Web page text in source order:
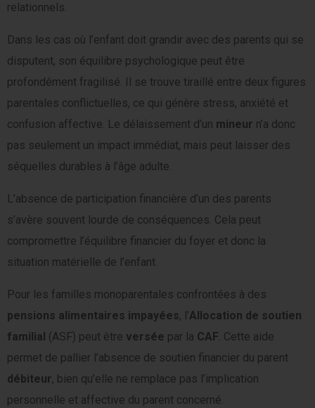
relationnels.
Dans les cas où l’enfant doit grandir avec des parents qui se
disputent, son équilibre psychologique peut être
profondément fragilisé. Il se trouve tiraillé entre deux figures
parentales conflictuelles, ce qui génère stress, anxiété et
confusion affective. Le délaissement d’un mineur n’a donc
pas seulement un impact immédiat, mais peut laisser des
séquelles durables à l’âge adulte.
L’absence de participation financière d’un des parents
s’avère souvent lourde de conséquences. Cela peut
compromettre l’équilibre financier du foyer et donc la
situation matérielle de l’enfant.
Pour les familles monoparentales confrontées à des
pensions alimentaires impayées, l’Allocation de soutien
familial (ASF) peut être versée par la CAF. Cette aide
permet de pallier l’absence de soutien financier du parent
débiteur, bien qu’elle ne remplace pas l’implication
personnelle et affective du parent concerné.